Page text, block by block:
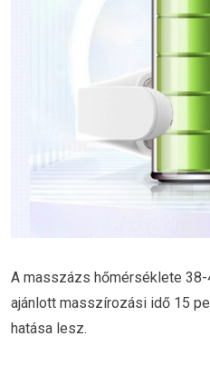
A masszázs hőmérséklete
ajánlott masszírozási idő 15
hatása lesz.